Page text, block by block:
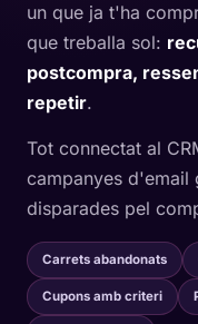
un que ja t'ha
que treballa sol:
postcompra,
repetir.
Tot connectat al
campanyes d'email
disparades pel
Carrets abandonats
Cupons amb criteri